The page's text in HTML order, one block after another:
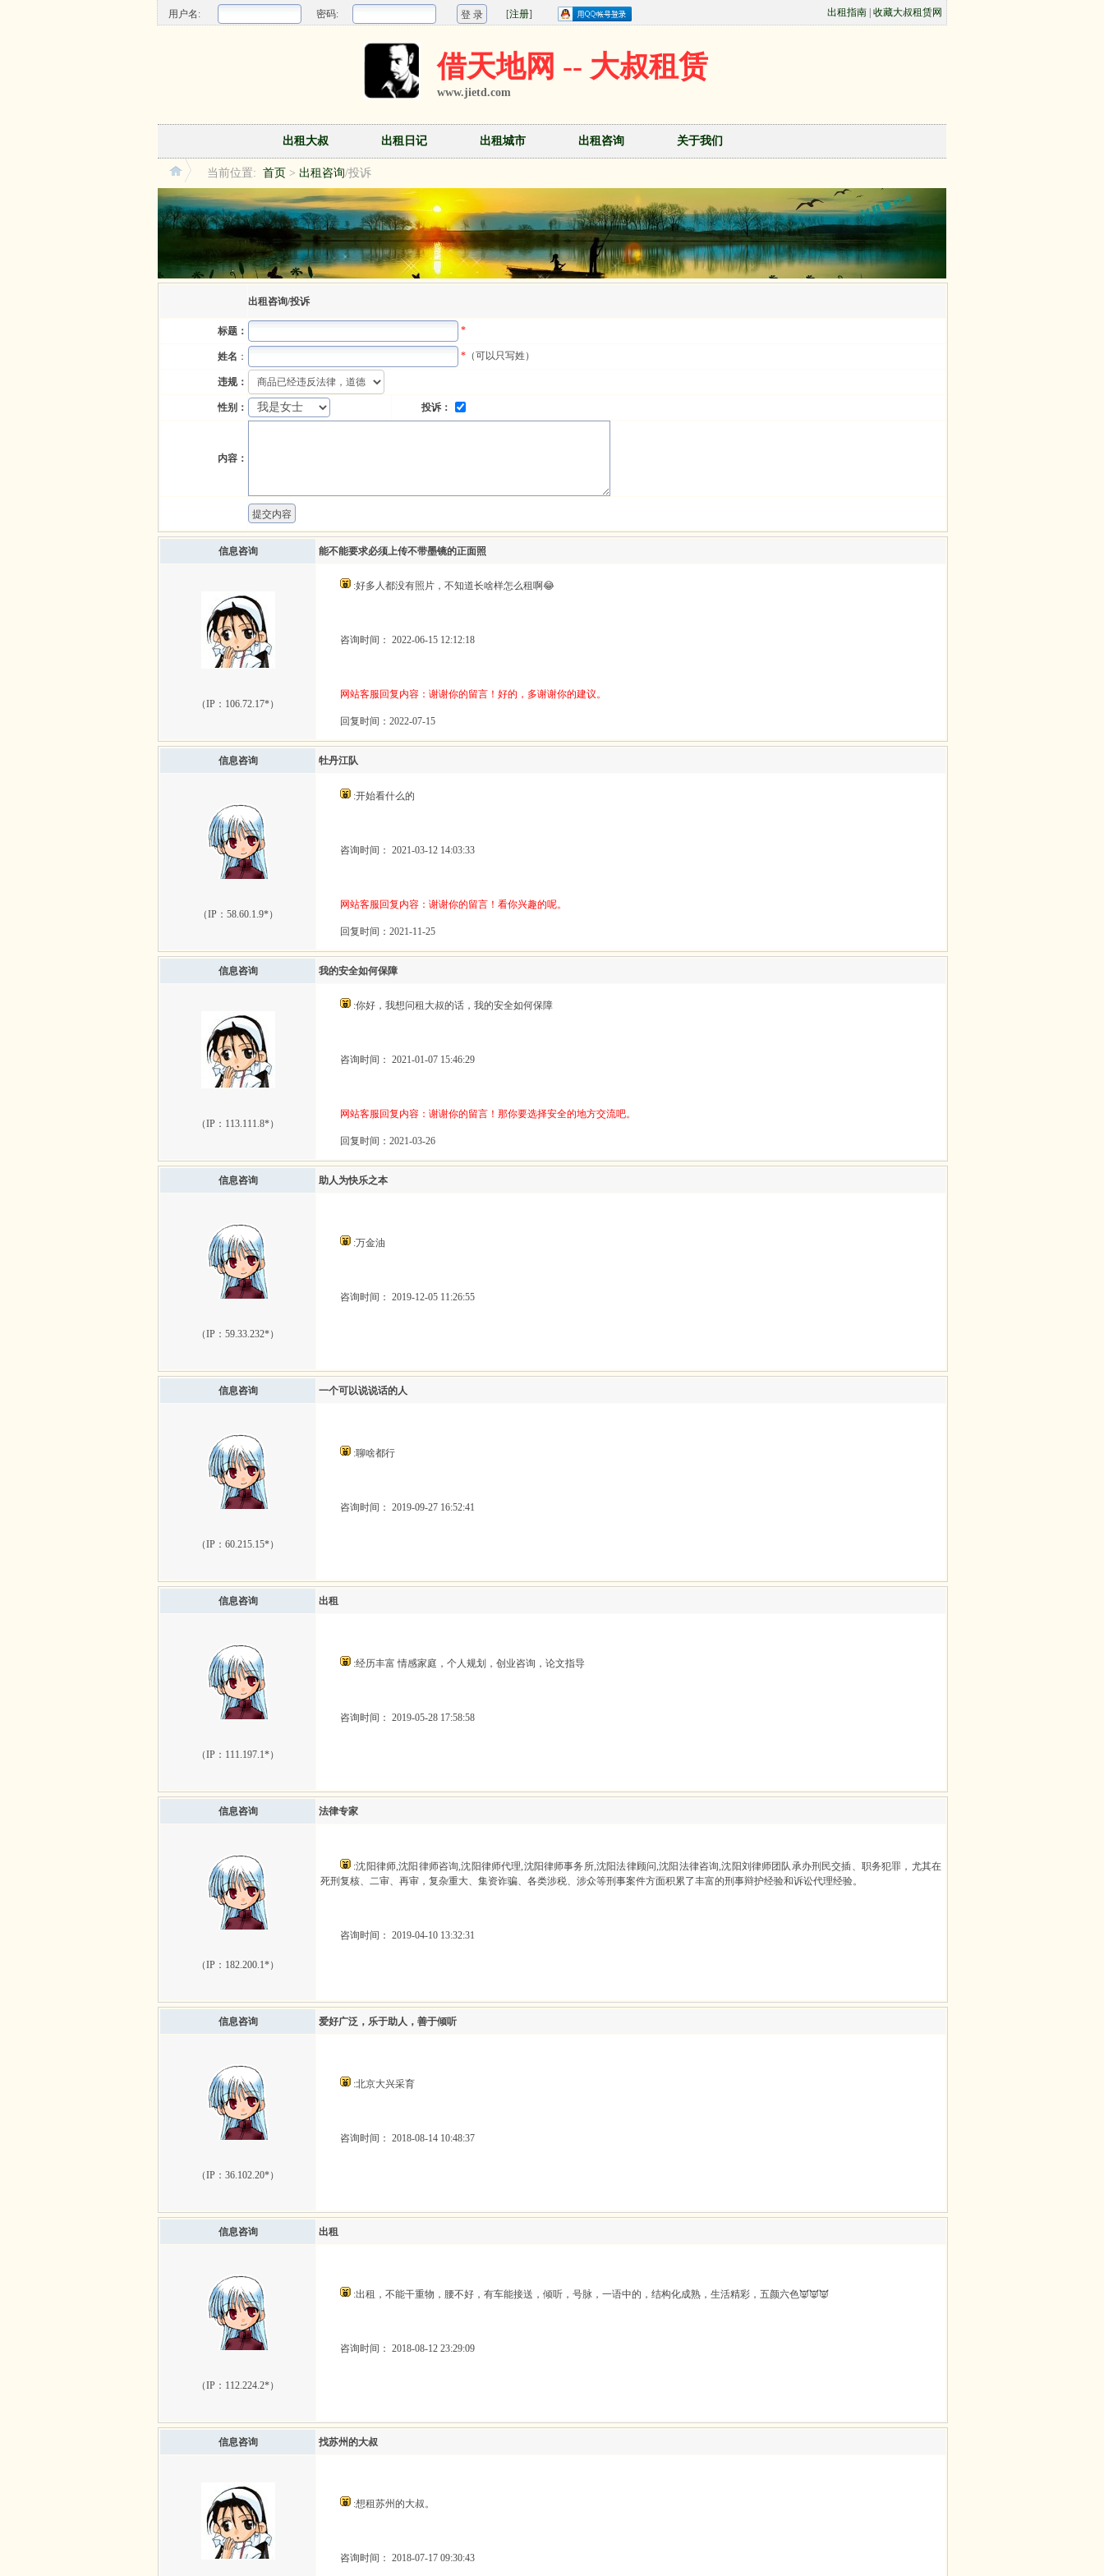
用户名: 密码: [注册] 出租指南 收藏大叔租赁网
借天地网 -- 大叔租赁
www.jietd.com
出租大叔 出租日记 出租城市 出租咨询 关于我们
当前位置: 首页 > 出租咨询/投诉
出租咨询/投诉
标题： *
姓名 ： * （可以只写姓）
违规：
性别： 投诉：
内容：
信息咨询 能不能要求必须上传不带墨镜的正面照
（IP： 106.72.17*）
:好多人都没有照片，不知道长啥样怎么租啊😂
咨询时间： 2022-06-15 12:12:18
网站客服回复内容：谢谢你的留言！好的，多谢谢你的建议。
回复时间：2022-07-15
信息咨询 牡丹江队
（IP： 58.60.1.9*）
:开始看什么的
咨询时间： 2021-03-12 14:03:33
网站客服回复内容：谢谢你的留言！看你兴趣的呢。
回复时间：2021-11-25
信息咨询 我的安全如何保障
（IP： 113.111.8*）
:你好，我想问租大叔的话，我的安全如何保障
咨询时间： 2021-01-07 15:46:29
网站客服回复内容：谢谢你的留言！那你要选择安全的地方交流吧。
回复时间：2021-03-26
信息咨询 助人为快乐之本
（IP： 59.33.232*）
:万金油
咨询时间： 2019-12-05 11:26:55
信息咨询 一个可以说说话的人
（IP： 60.215.15*）
:聊啥都行
咨询时间： 2019-09-27 16:52:41
信息咨询 出租
（IP： 111.197.1*）
:经历丰富 情感家庭，个人规划，创业咨询，论文指导
咨询时间： 2019-05-28 17:58:58
信息咨询 法律专家
（IP： 182.200.1*）
:沈阳律师,沈阳律师咨询,沈阳律师代理,沈阳律师事务所,沈阳法律顾问,沈阳法律咨询,沈阳刘律师团队承办刑民交插、职务犯罪，尤其在
死刑复核、二审、再审，复杂重大、集资诈骗、各类涉税、涉众等刑事案件方面积累了丰富的刑事辩护经验和诉讼代理经验。
咨询时间： 2019-04-10 13:32:31
信息咨询 爱好广泛，乐于助人，善于倾听
（IP： 36.102.20*）
:北京大兴采育
咨询时间： 2018-08-14 10:48:37
信息咨询 出租
（IP： 112.224.2*）
:出租，不能干重物，腰不好，有车能接送，倾听，号脉，一语中的，结构化成熟，生活精彩，五颜六色👿👿👿
咨询时间： 2018-08-12 23:29:09
信息咨询 找苏州的大叔
:想租苏州的大叔。
咨询时间： 2018-07-17 09:30:43